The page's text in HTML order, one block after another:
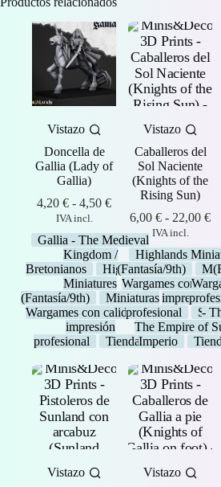
Vistazo
Doncella de
Gallia (Lady of
Gallia)
4,20€ - 4,50€Rango
precios:
desde
4,20 €
hasta
4,50 €
IVA incl.
Gallia - The Medieval
Kingdom /
Bretonianos
Highlands
Miniatures
(Fantasía/9th)
Miniaturas
Wargames con calidad de
impresión
profesional
Tienda
Vistazo
Caballeros del
Sol Naciente
(Knights of the
Rising Sun)
6,00€ - 22,00€
IVA incl.
Highlands
(Fantasía/9th)
Wargames con
impresión
profesional
The Empire of
Imperio
-
Vistazo
Vistazo